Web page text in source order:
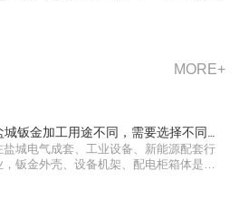
MORE+
城钣金加工用途不同，需要选择不同的
···
盐城电气成套、工业设备、新能源配套行
，钣金外壳、设备机架、配电柜箱体是工